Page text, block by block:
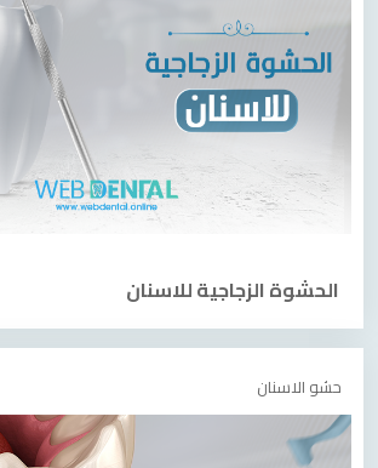
الحشوة الزجاجية للاسنان
حشو الاسنان